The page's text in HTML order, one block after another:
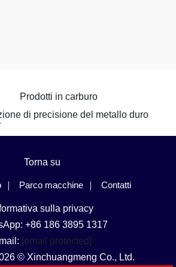
Prodotti in carburo
di precisione del metallo duro
Torna su
Parco macchine Contatti
sulla privacy
+86 186 3895 1317
[email protected]
© Xinchuangmeng Co., Ltd.